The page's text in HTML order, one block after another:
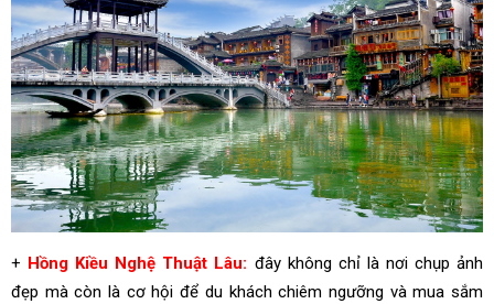
+ Hồng Kiều Nghệ Thuật Lâu: đây không chỉ là nơi chụp ảnh
đẹp mà còn là cơ hội để du khách chiêm ngưỡng và mua sắm